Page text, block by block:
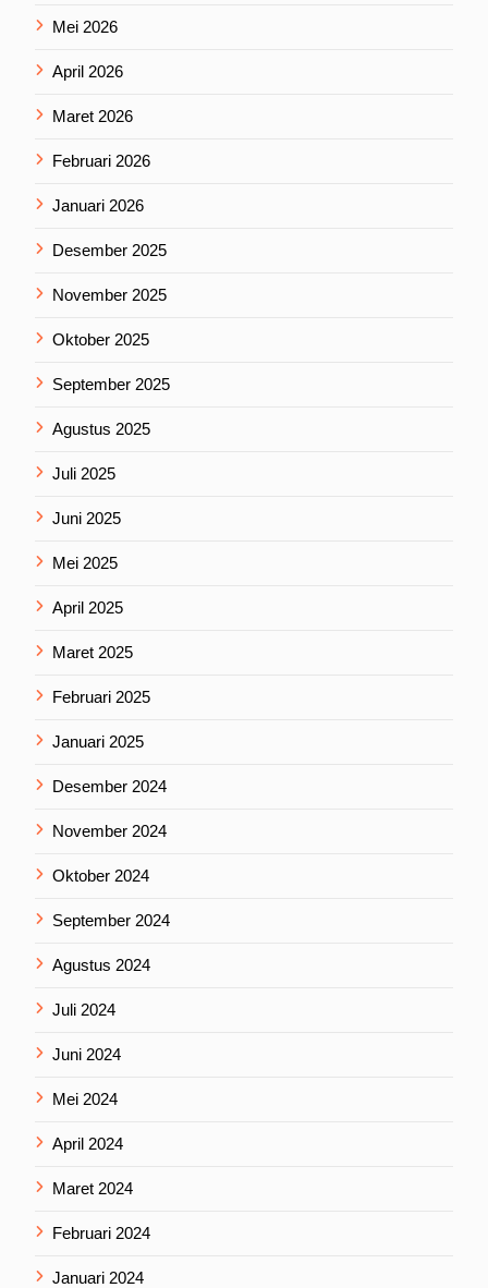
Mei 2026
April 2026
Maret 2026
Februari 2026
Januari 2026
Desember 2025
November 2025
Oktober 2025
September 2025
Agustus 2025
Juli 2025
Juni 2025
Mei 2025
April 2025
Maret 2025
Februari 2025
Januari 2025
Desember 2024
November 2024
Oktober 2024
September 2024
Agustus 2024
Juli 2024
Juni 2024
Mei 2024
April 2024
Maret 2024
Februari 2024
Januari 2024